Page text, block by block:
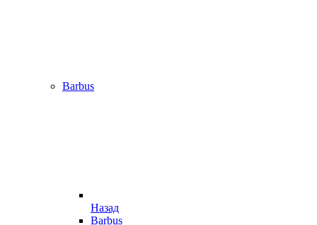
Barbus
Назад
Barbus